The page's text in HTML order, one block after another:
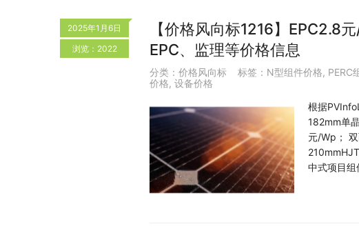
2025年1月6日
浏览：2022
【价格风向标1216】EPC2.8
EPC、监理等价格信息
分类： 价格风向标 标签： N型组件价格, PERC
价格, 设备价格
根据
182mm单
元/Wp；
中式项目